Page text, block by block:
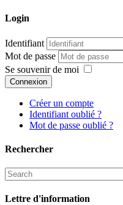
Login
Identifiant
Mot de passe
Se souvenir de moi
Connexion
Créer un compte
Identifiant oublié ?
Mot de passe oublié ?
Rechercher
Lettre d'information